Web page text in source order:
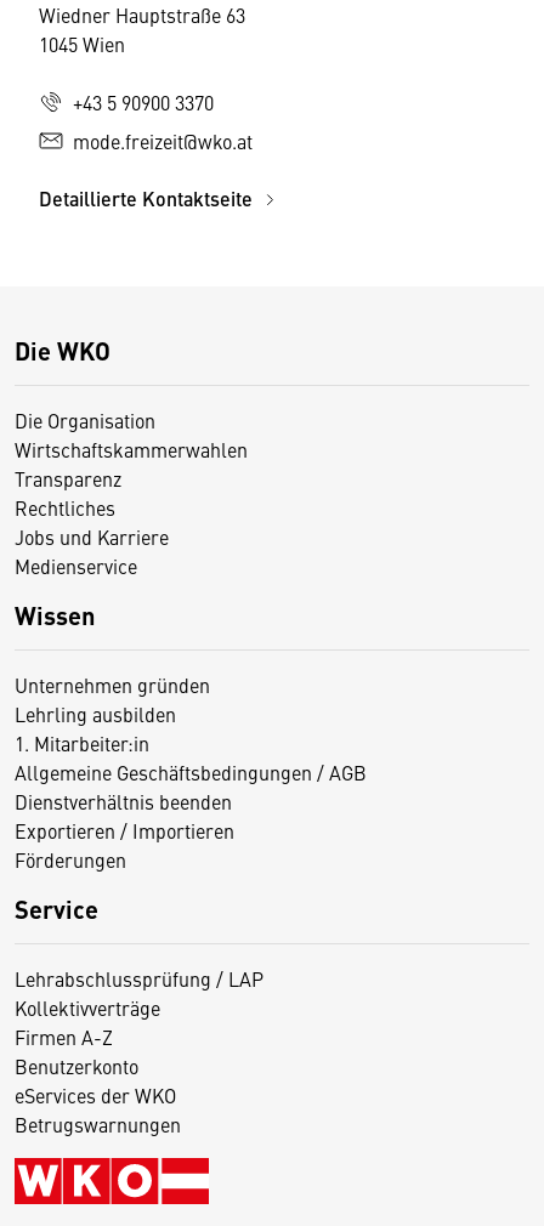
Wiedner Hauptstraße 63
1045 Wien
+43 5 90900 3370
mode.freizeit@wko.at
Detaillierte Kontaktseite
Die WKO
Die Organisation
Wirtschaftskammerwahlen
Transparenz
Rechtliches
Jobs und Karriere
Medienservice
Wissen
Unternehmen gründen
Lehrling ausbilden
1. Mitarbeiter:in
Allgemeine Geschäftsbedingungen / AGB
Dienstverhältnis beenden
Exportieren / Importieren
Förderungen
Service
Lehrabschlussprüfung / LAP
Kollektivverträge
Firmen A-Z
Benutzerkonto
eServices der WKO
Betrugswarnungen